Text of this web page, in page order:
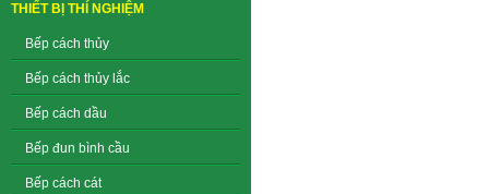
THIẾT BỊ THÍ NGHIỆM
Bếp cách thủy
Bếp cách thủy lắc
Bếp cách dầu
Bếp đun bình cầu
Bếp cách cát